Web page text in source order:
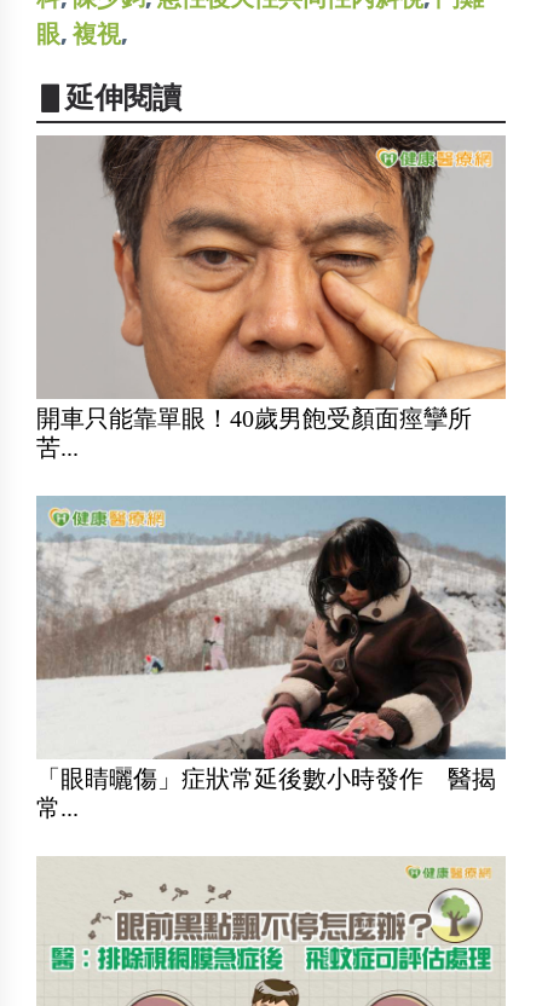
眼, 複視,
▋延伸閱讀
開車只能靠單眼！40歲男飽受顏面痙攣所
苦...
「眼睛曬傷」症狀常延後數小時發作 醫揭
常...